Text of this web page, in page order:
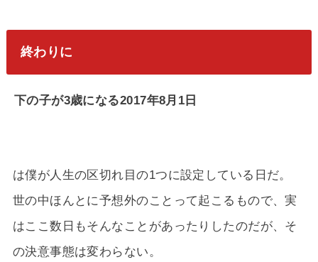
終わりに
下の子が3歳になる2017年8月1日
は僕が人生の区切れ目の1つに設定している日だ。
世の中ほんとに予想外のことって起こるもので、実
はここ数日もそんなことがあったりしたのだが、そ
の決意事態は変わらない。